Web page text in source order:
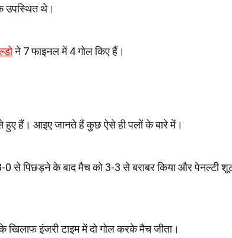
उपस्थित थे।
ने 7 फाइनल में 4 गोल किए हैं।
हैं। आइए जानते हैं कुछ ऐसे ही पलों के बारे में।
0 से पिछड़ने के बाद मैच को 3-3 से बराबर किया और पेनल्टी
खिलाफ इंजरी टाइम में दो गोल करके मैच जीता।